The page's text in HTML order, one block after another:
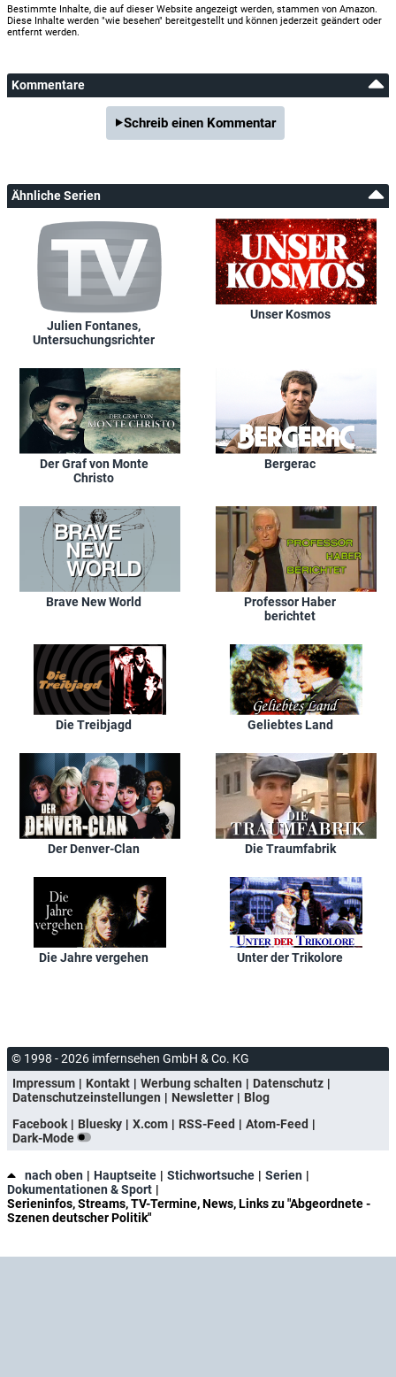
Bestimmte Inhalte, die auf dieser Website angezeigt werden, stammen von Amazon.
Diese Inhalte werden "wie besehen" bereitgestellt und können jederzeit geändert oder
entfernt werden.
Kommentare
Schreib einen Kommentar
Ähnliche Serien
Julien Fontanes,
Untersuchungsrichter
Unser Kosmos
Der Graf von Monte
Christo
Bergerac
Brave New World
Professor Haber
berichtet
Die Treibjagd Geliebtes Land
Der Denver-Clan Die Traumfabrik
Die Jahre vergehen Unter der Trikolore
© 1998 - 2026 imfernsehen GmbH & Co. KG
Impressum
Kontakt Werbung schalten
Datenschutz
Datenschutzeinstellungen
Newsletter
Blog
Facebook
Bluesky X.com RSS-Feed
Atom-Feed
Dark-Mode
nach oben Hauptseite Stichwortsuche
Serien
Dokumentationen & Sport
Serieninfos, Streams, TV-Termine, News, Links zu "Abgeordnete -
Szenen deutscher Politik"